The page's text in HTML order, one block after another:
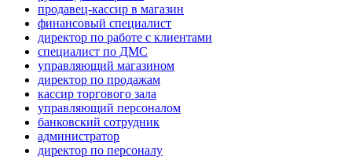
продавец-кассир в магазин
финансовый специалист
директор по работе с клиентами
специалист по ДМС
управляющий магазином
директор по продажам
кассир торгового зала
управляющий персоналом
банковский сотрудник
администратор
директор по персоналу